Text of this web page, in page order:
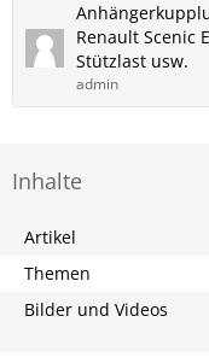
Renault Scenic
Stützlast usw.
admin
Inhalte
Artikel
Themen
Bilder und Videos